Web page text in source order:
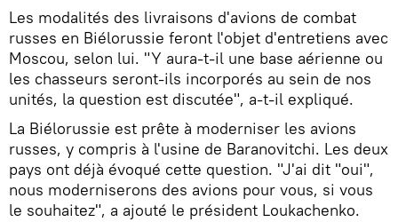
Les modalités des livraisons d'avions de combat
russes en Biélorussie feront l'objet d'entretiens avec
Moscou, selon lui. "Y aura-t-il une base aérienne ou
les chasseurs seront-ils incorporés au sein de nos
unités, la question est discutée", a-t-il expliqué.
La Biélorussie est prête à moderniser les avions
russes, y compris à l'usine de Baranovitchi. Les deux
pays ont déjà évoqué cette question. "J'ai dit "oui",
nous moderniserons des avions pour vous, si vous
le souhaitez", a ajouté le président Loukachenko.